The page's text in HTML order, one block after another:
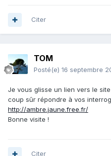
Citer
TOM
Posté(e) 16 septembre
Je vous glisse un lien vers le site
coup sûr répondre à vos
http://ambre.jaune.free.fr/
Bonne visite !
Citer